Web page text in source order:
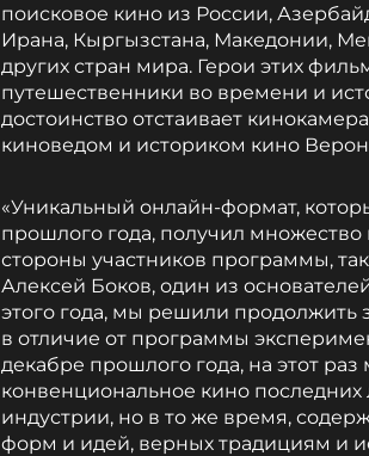
поисковое кино из России,
Ирана, Кыргызстана, Македонии,
других стран мира. Герои этих
путешественники во времени и
достоинство отстаивает
киноведом и историком кино
«Уникальный онлайн-формат,
прошлого года, получил множество
стороны участников программы,
Алексей Боков, один из
этого года, мы решили
в отличие от программы
декабре прошлого года, на этот
конвенциональное кино
индустрии, но в то же время,
форм и идей, верных традициям и